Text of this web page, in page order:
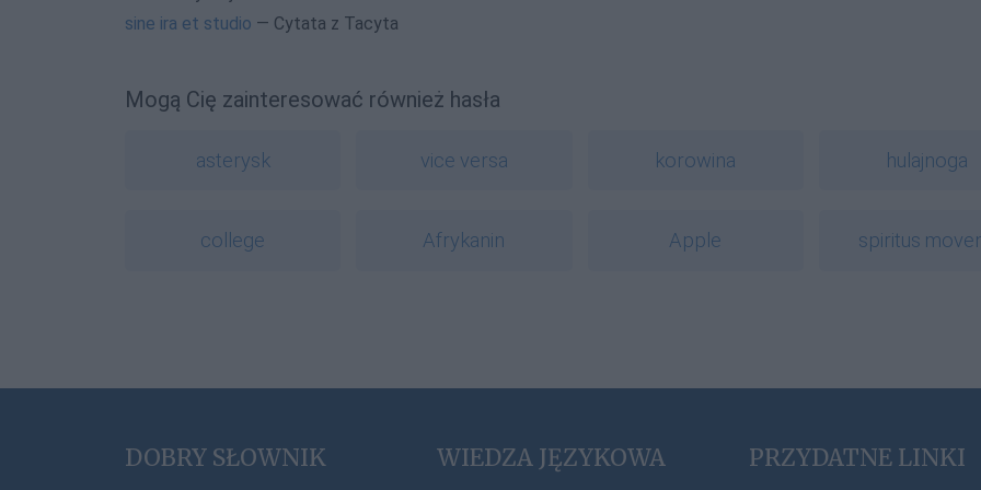
sine ira et studio — Cytata z Tacyta
Mogą Cię zainteresować również hasła
asterysk vice versa korowina hulajnoga
college Afrykanin Apple spiritus
DOBRY SŁOWNIK WIEDZA JĘZYKOWA PRZYDATNE LINKI